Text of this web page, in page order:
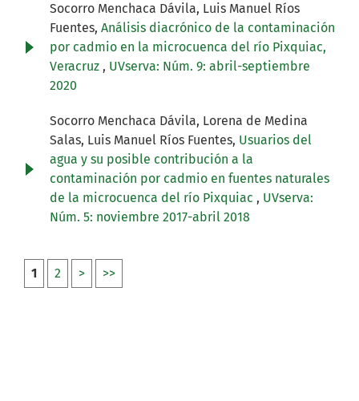
Socorro Menchaca Dávila, Luis Manuel Ríos
Fuentes, Análisis diacrónico de la contaminación
por cadmio en la microcuenca del río Pixquiac,
Veracruz , UVserva: Núm. 9: abril-septiembre
2020
Socorro Menchaca Dávila, Lorena de Medina
Salas, Luis Manuel Ríos Fuentes, Usuarios del
agua y su posible contribución a la
contaminación por cadmio en fuentes naturales
de la microcuenca del río Pixquiac , UVserva:
Núm. 5: noviembre 2017-abril 2018
1 2 > >>